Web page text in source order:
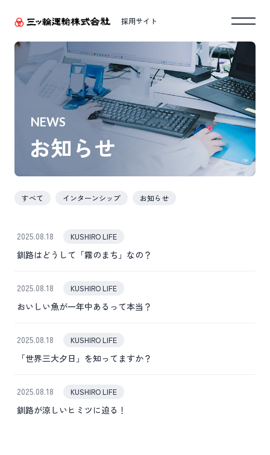
採用サイト
NEWS
お知らせ
すべて インターンシップ お知らせ
2025.08.18 KUSHIRO LIFE
釧路はどうして「霧のまち」なの？
2025.08.18 KUSHIRO LIFE
おいしい魚が一年中あるって本当？
2025.08.18 KUSHIRO LIFE
「世界三大夕日」を知ってますか？
2025.08.18 KUSHIRO LIFE
釧路が涼しいヒミツに迫る！